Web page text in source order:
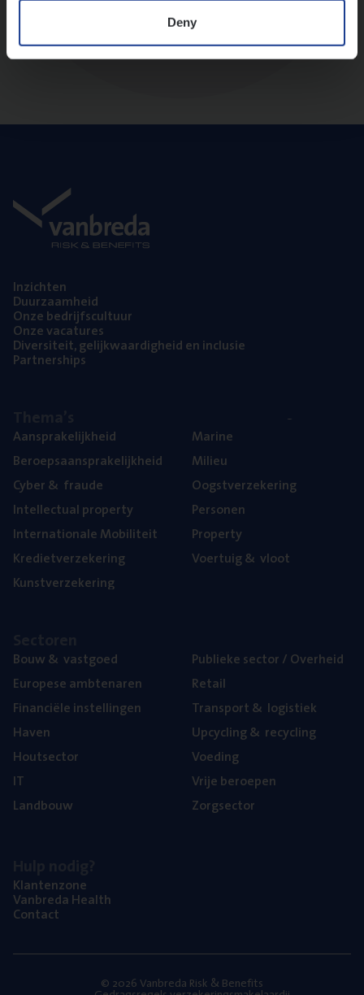
Deny
Inzich­ten
Duur­zaam­heid
Onze bedrijfs­cul­tuur
Onze vaca­tu­res
Diver­si­teit, gelijk­waar­dig­heid en inclusie
Part­ner­ships
Aan­spra­ke­lijk­heid
Beroeps­aan­spra­ke­lijk­heid
Cyber& fraude
Intel­lec­tu­al property
Inter­na­ti­o­na­le Mobiliteit
Kre­diet­ver­ze­ke­ring
Kunst­ver­ze­ke­ring
Mari­ne
Mili­eu
Oogst­ver­ze­ke­ring
Per­so­nen
Pro­per­ty
Voer­tuig& vloot
Bouw& vastgoed
Euro­pe­se ambtenaren
Finan­ci­ë­le instellingen
Haven
Hout­sec­tor
IT
Land­bouw
Publie­ke sec­tor / Overheid
Retail
Trans­port& logistiek
Upcy­cling& recycling
Voe­ding
Vrije beroe­pen
Zorg­sec­tor
Klan­ten­zo­ne
Van­b­re­da Health
Con­tact
© 2026 Vanbreda Risk & Benefits